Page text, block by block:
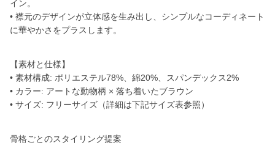
イン。
• 襟元のデザインが立体感を生み出し、シンプルなコーディネート
に華やかさをプラスします。
【素材と仕様】
• 素材構成: ポリエステル78%、綿20%、スパンデックス2%
• カラー: アートな動物柄 × 落ち着いたブラウン
• サイズ: フリーサイズ（詳細は下記サイズ表参照）
骨格ごとのスタイリング提案